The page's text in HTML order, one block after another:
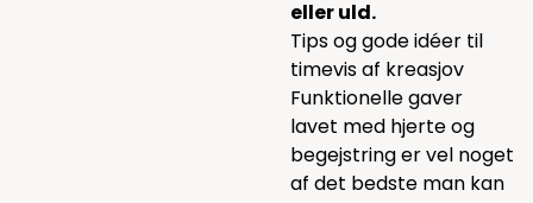
eller uld.
Tips og gode idéer til
timevis af kreasjov
Funktionelle gaver
lavet med hjerte og
begejstring er vel noget
af det bedste man kan